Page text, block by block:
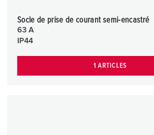
Socle de prise de courant semi-encastré
63 A
IP44
1 ARTICLES